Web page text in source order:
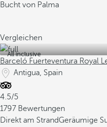
Bucht von Palma
Vergleichen
All inclusive
Barceló Fuerteventura Royal
Antigua, Spain
4.5/5
1797 Bewertungen
Direkt am StrandGeräumige